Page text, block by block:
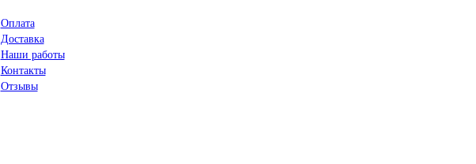
Оплата
Доставка
Наши работы
Контакты
Отзывы